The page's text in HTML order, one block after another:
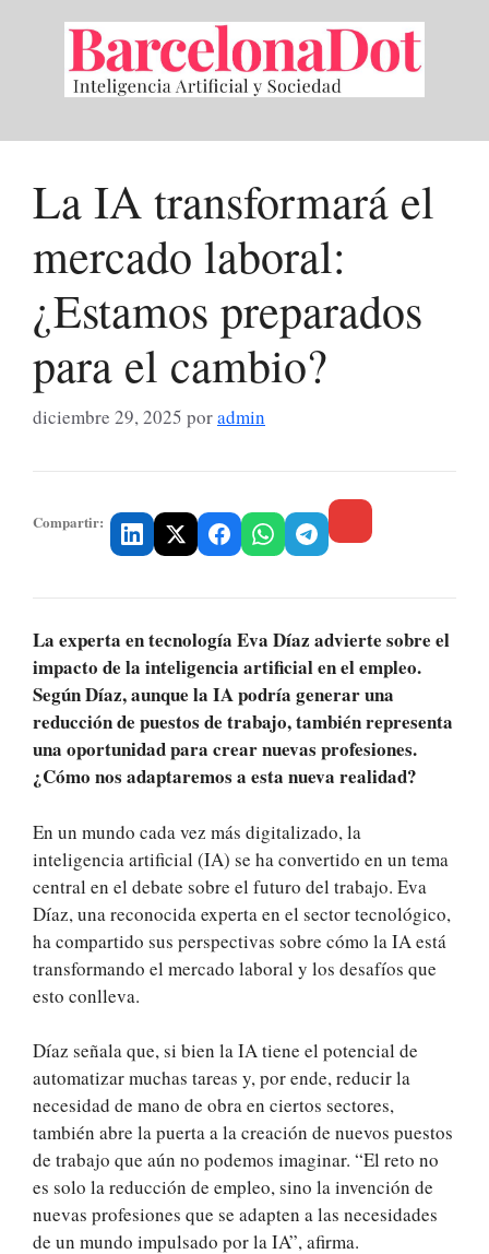
contenido
La IA transformará el
mercado laboral:
¿Estamos preparados
para el cambio?
diciembre 29, 2025 poradmin
Compartir:
La experta en tecnología Eva Díaz advierte sobre el
impacto de la inteligencia artificial en el empleo.
Según Díaz, aunque la IA podría generar una
reducción de puestos de trabajo, también representa
una oportunidad para crear nuevas profesiones.
¿Cómo nos adaptaremos a esta nueva realidad?
En un mundo cada vez más digitalizado, la
inteligencia artificial (IA) se ha convertido en un tema
central en el debate sobre el futuro del trabajo. Eva
Díaz, una reconocida experta en el sector tecnológico,
ha compartido sus perspectivas sobre cómo la IA está
transformando el mercado laboral y los desafíos que
esto conlleva.
Díaz señala que, si bien la IA tiene el potencial de
automatizar muchas tareas y, por ende, reducir la
necesidad de mano de obra en ciertos sectores,
también abre la puerta a la creación de nuevos puestos
de trabajo que aún no podemos imaginar. “El reto no
es solo la reducción de empleo, sino la invención de
nuevas profesiones que se adapten a las necesidades
de un mundo impulsado por la IA”, afirma.